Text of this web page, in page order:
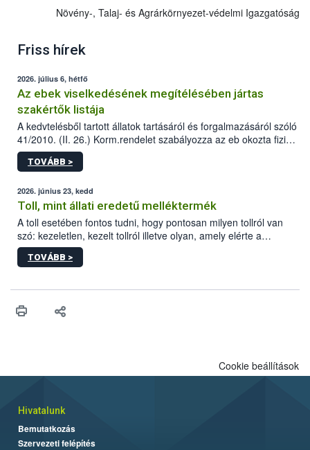
Növény-, Talaj- és Agrárkörnyezet-védelmi Igazgatóság
Friss hírek
2026. július 6, hétfő
Az ebek viselkedésének megítélésében jártas
szakértők listája
A kedvtelésből tartott állatok tartásáról és forgalmazásáról szóló
41/2010. (II. 26.) Korm.rendelet szabályozza az eb okozta fizikai
sérülés, illetve ennek veszélye keletkezésekor felmerülő
hatósági feladatokat, valamint a veszélyes eb tartását és annak
vonni az ebek viselkedésének megítélésében jártas szakértőt.
TOVÁBB >
2026. június 23, kedd
Toll, mint állati eredetű melléktermék
A toll esetében fontos tudni, hogy pontosan milyen tollról van
szó: kezeletlen, kezelt tollról illetve olyan, amely elérte a
„végpontját”.
TOVÁBB >
Cookie beállítások
Hivatalunk
Bemutatkozás
Szervezeti felépítés